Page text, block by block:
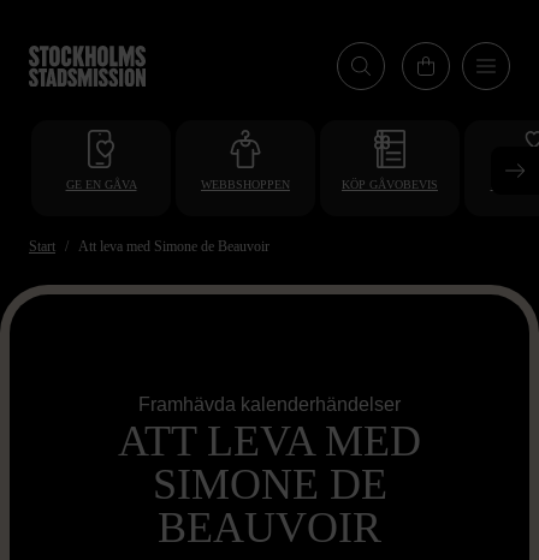
till
huvudinnehåll
GE EN GÅVA WEBBSHOPPEN KÖP GÅVOBEVIS
Start Att leva med Simone de Beauvoir
Framhävda kalenderhändelser
ATT LEVA MED
SIMONE DE
BEAUVOIR